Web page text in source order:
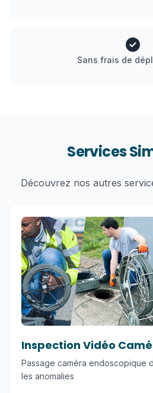
Sans frais de
Services
Découvrez nos autres
Inspection Vidéo
Passage caméra endoscopique
les anomalies